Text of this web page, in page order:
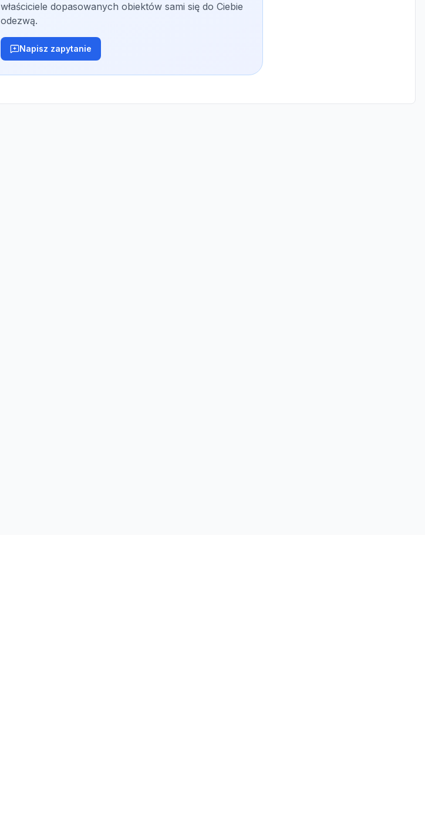
właściciele dopasowanych obiektów sami się do Ciebie
odezwą.
Napisz zapytanie